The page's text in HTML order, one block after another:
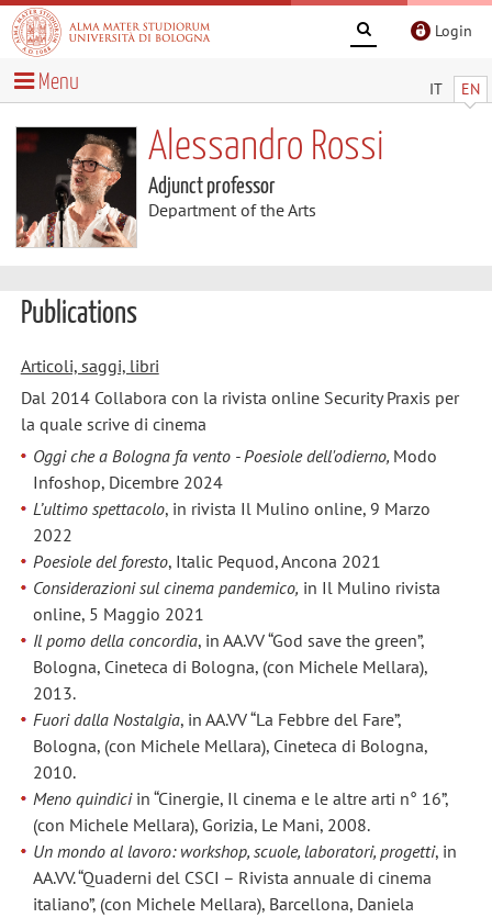
Login
IT EN
Menu
Alessandro Rossi
Adjunct professor
Department of the Arts
Publications
Articoli, saggi, libri
Dal 2014 Collabora con la rivista online Security Praxis per
la quale scrive di cinema
Oggi che a Bologna fa vento - Poesiole dell'odierno, Modo
Infoshop, Dicembre 2024
L’ultimo spettacolo, in rivista Il Mulino online, 9 Marzo
2022
Poesiole del foresto, Italic Pequod, Ancona 2021
Considerazioni sul cinema pandemico, in Il Mulino rivista
online, 5 Maggio 2021
Il pomo della concordia, in AA.VV “God save the green”,
Bologna, Cineteca di Bologna, (con Michele Mellara),
2013.
Fuori dalla Nostalgia, in AA.VV “La Febbre del Fare”,
Bologna, (con Michele Mellara), Cineteca di Bologna,
2010.
Meno quindiciin “Cinergie, Il cinema e le altre arti n° 16”,
(con Michele Mellara), Gorizia, Le Mani, 2008.
Un mondo al lavoro: workshop, scuole, laboratori, progetti, in
AA.VV. “Quaderni del CSCI – Rivista annuale di cinema
italiano”, (con Michele Mellara), Barcellona, Daniela